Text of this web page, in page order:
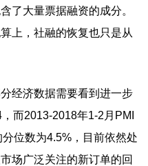
了大量票据融资的成分。
上，社融的恢复也只是从
济数据需要看到进一步
而2013-2018年1-2月PMI
位数为4.5%，目前依然处
场广泛关注的新订单的回